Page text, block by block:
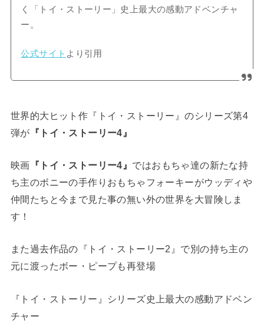
く「トイ・ストーリー」史上最大の感動アドベンチャ
ー。
公式サイト より引用
世界的大ヒット作『トイ・ストーリー』のシリーズ第4
弾が 『トイ・ストーリー4』
映画 『トイ・ストーリー4』 ではおもちゃ達の新たな持
ち主のボニーの手作りおもちゃフォーキーがウッディや
仲間たちと今まで見た事の無い外の世界を大冒険しま
す！
また過去作品の『トイ・ストーリー2』で別の持ち主の
元に渡ったボー・ピープも再登場
『トイ・ストーリー』シリーズ史上最大の感動アドベン
チャー